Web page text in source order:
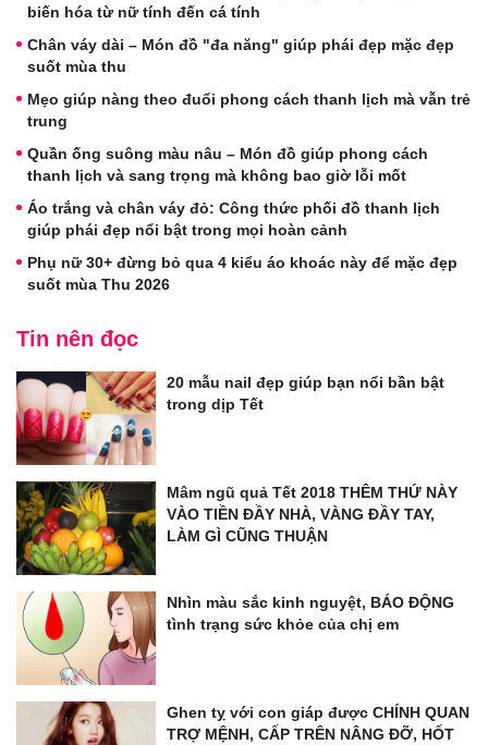
biến hóa từ nữ tính đến cá tính
Chân váy dài – Món đồ "đa năng" giúp phái đẹp mặc đẹp
suốt mùa thu
Mẹo giúp nàng theo đuổi phong cách thanh lịch mà vẫn trẻ
trung
Quần ống suông màu nâu – Món đồ giúp phong cách
thanh lịch và sang trọng mà không bao giờ lỗi mốt
Áo trắng và chân váy đỏ: Công thức phối đồ thanh lịch
giúp phái đẹp nổi bật trong mọi hoàn cảnh
Phụ nữ 30+ đừng bỏ qua 4 kiểu áo khoác này để mặc đẹp
suốt mùa Thu 2026
Tin nên đọc
20 mẫu nail đẹp giúp bạn nổi bần bật
trong dịp Tết
Mâm ngũ quả Tết 2018 THÊM THỨ NÀY
VÀO TIỀN ĐẦY NHÀ, VÀNG ĐẦY TAY,
LÀM GÌ CŨNG THUẬN
Nhìn màu sắc kinh nguyệt, BÁO ĐỘNG
tình trạng sức khỏe của chị em
Ghen tỵ với con giáp được CHÍNH QUAN
TRỢ MỆNH, CẤP TRÊN NÂNG ĐỠ, HỐT